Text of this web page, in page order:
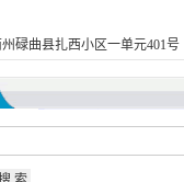
碌曲县扎西小区一单元401号